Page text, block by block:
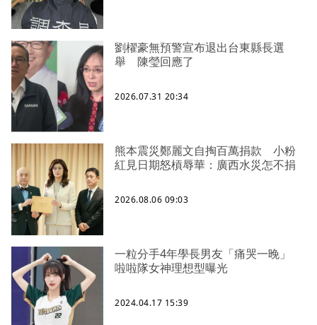
劉櫂豪無預警宣布退出台東縣長選
舉 陳瑩回應了
2026.07.31 20:34
熊本震災鄭麗文自掏百萬捐款 小粉
紅見日期怒槓辱華：廣西水災怎不捐
2026.08.06 09:03
一粒分手4年學長男友「痛哭一晚」
啦啦隊女神理想型曝光
2024.04.17 15:39